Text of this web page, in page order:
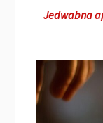
Jedwabna